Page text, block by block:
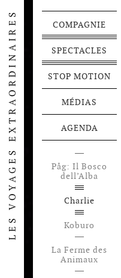
COMPAGNIE
SPECTACLES
STOP MOTION
MÉDIAS
AGENDA
Påg: Il Bosco
dell’Alba
Charlie
Koburo
La Ferme des
Animaux